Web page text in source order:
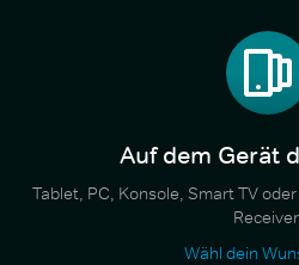
Auf dem Gerät
Tablet, PC, Konsole, Smart TV
Wähl dein